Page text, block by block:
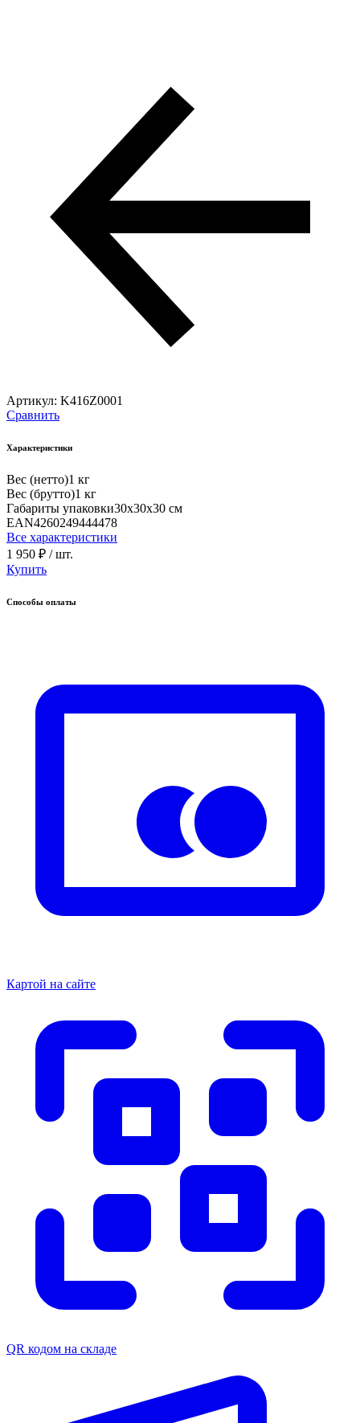
Артикул: K416Z0001
Сравнить
Характеристики
Вес (нетто)1 кг
Вес (брутто)1 кг
Габариты упаковки30х30х30 см
EAN4260249444478
Все характеристики
1 950 ₽ / шт.
Купить
Способы оплаты
Картой на сайте
QR кодом на складе